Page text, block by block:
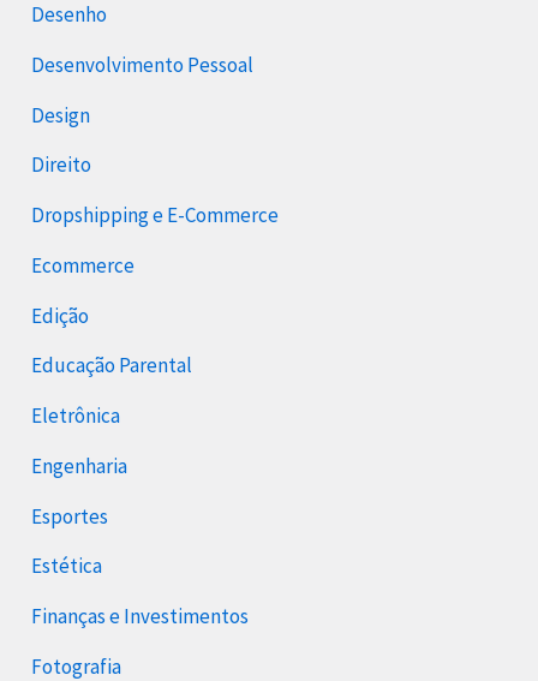
Desenho
Desenvolvimento Pessoal
Design
Direito
Dropshipping e E-Commerce
Ecommerce
Edição
Educação Parental
Eletrônica
Engenharia
Esportes
Estética
Finanças e Investimentos
Fotografia